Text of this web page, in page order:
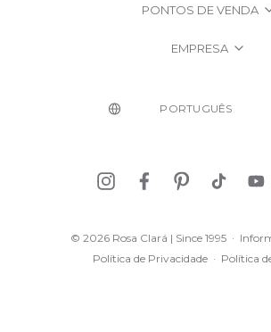
PONTOS DE VENDA
EMPRESA
© 2026 Rosa Clará | Since 1995 ·
Política de Privacidade · Política